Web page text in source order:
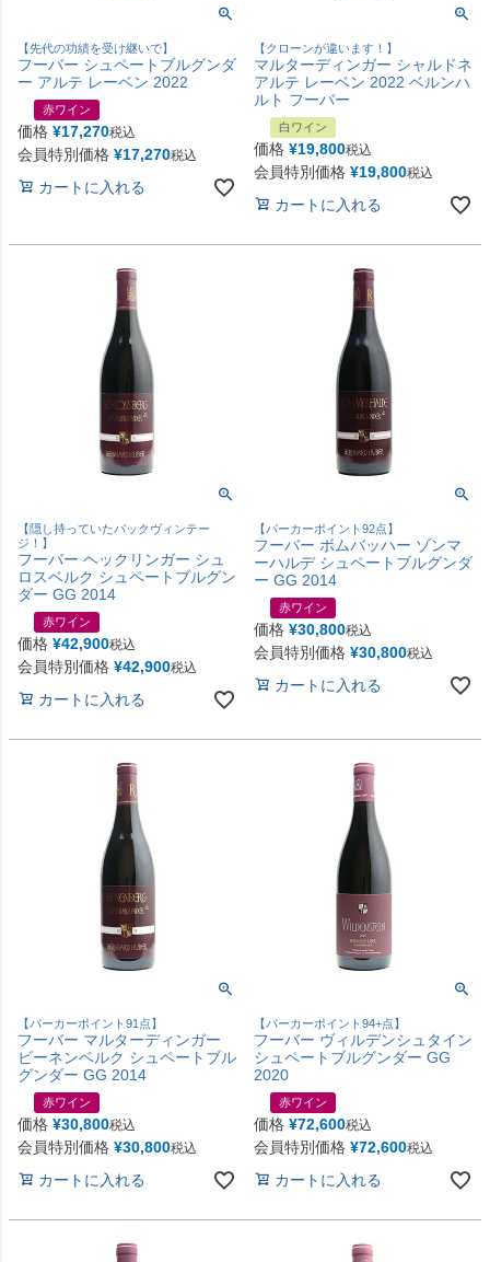
【先代の功績を受け継いで】
フーバー シュペートブルグンダ
ー アルテ レーベン 2022
赤ワイン
価格 ¥17,270税込
会員特別価格 ¥17,270税込
カートに入れる
【クローンが違います！】
マルターディンガー シャルドネ
アルテ レーベン 2022 ベルンハ
ルト フーバー
白ワイン
価格 ¥19,800税込
会員特別価格 ¥19,800税込
カートに入れる
【隠し持っていたバックヴィンテー
ジ！】
フーバー ヘックリンガー シュ
ロスベルク シュペートブルグン
ダー GG 2014
赤ワイン
価格 ¥42,900税込
会員特別価格 ¥42,900税込
カートに入れる
【パーカーポイント92点】
フーバー ボムバッハー ゾンマ
ーハルデ シュペートブルグンダ
ー GG 2014
赤ワイン
価格 ¥30,800税込
会員特別価格 ¥30,800税込
カートに入れる
【パーカーポイント91点】
フーバー マルターディンガー
ビーネンベルク シュペートブル
グンダー GG 2014
赤ワイン
価格 ¥30,800税込
会員特別価格 ¥30,800税込
カートに入れる
【パーカーポイント94+点】
フーバー ヴィルデンシュタイン
シュペートブルグンダー GG
2020
赤ワイン
価格 ¥72,600税込
会員特別価格 ¥72,600税込
カートに入れる